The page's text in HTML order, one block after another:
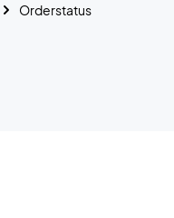
Orderstatus